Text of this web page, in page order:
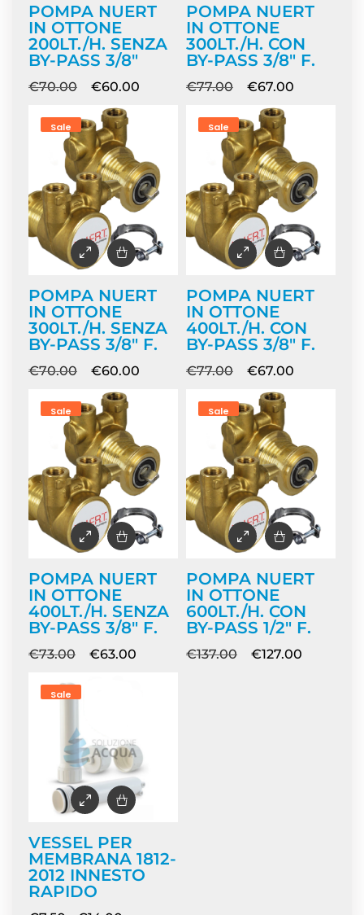
POMPA NUERT
IN OTTONE
200LT./H. SENZA
BY-PASS 3/8″
€70.00 €60.00
POMPA NUERT
IN OTTONE
300LT./H. CON
BY-PASS 3/8″ F.
€77.00 €67.00
Sale
POMPA NUERT
IN OTTONE
300LT./H. SENZA
BY-PASS 3/8″ F.
€70.00 €60.00
Sale
POMPA NUERT
IN OTTONE
400LT./H. CON
BY-PASS 3/8″ F.
€77.00 €67.00
Sale
POMPA NUERT
IN OTTONE
400LT./H. SENZA
BY-PASS 3/8″ F.
€73.00 €63.00
Sale
POMPA NUERT
IN OTTONE
600LT./H. CON
BY-PASS 1/2″ F.
€137.00 €127.00
Sale
VESSEL PER
MEMBRANA 1812-
2012 INNESTO
RAPIDO